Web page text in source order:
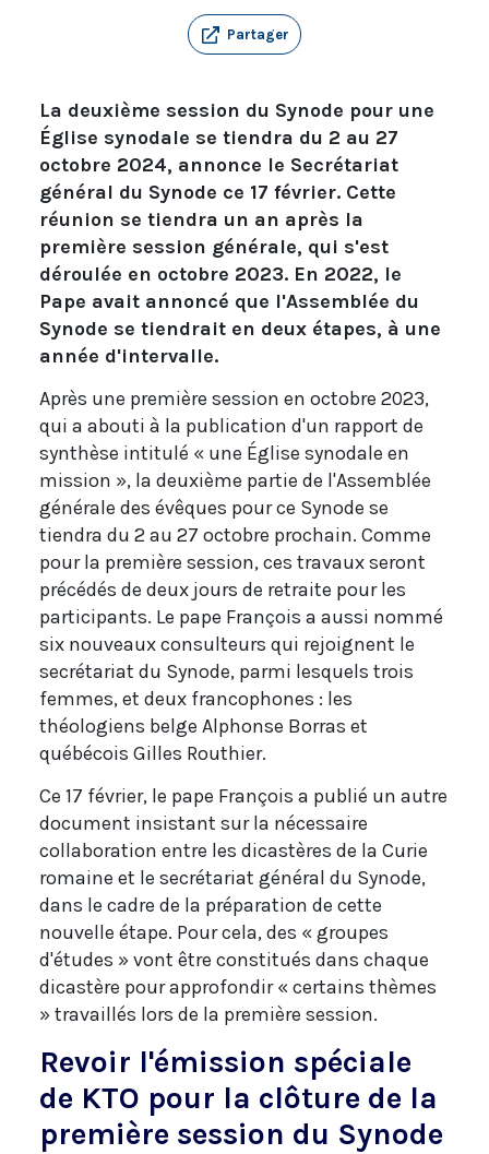
Partager
La deuxième session du Synode pour une
Église synodale se tiendra du 2 au 27
octobre 2024, annonce le Secrétariat
général du Synode ce 17 février. Cette
réunion se tiendra un an après la
première session générale, qui s'est
déroulée en octobre 2023. En 2022, le
Pape avait annoncé que l'Assemblée du
Synode se tiendrait en deux étapes, à une
année d'intervalle.
Après une première session en octobre 2023,
qui a abouti à la publication d'un rapport de
synthèse intitulé « une Église synodale en
mission », la deuxième partie de l'Assemblée
générale des évêques pour ce Synode se
tiendra du 2 au 27 octobre prochain. Comme
pour la première session, ces travaux seront
précédés de deux jours de retraite pour les
participants. Le pape François a aussi nommé
six nouveaux consulteurs qui rejoignent le
secrétariat du Synode, parmi lesquels trois
femmes, et deux francophones : les
théologiens belge Alphonse Borras et
québécois Gilles Routhier.
Ce 17 février, le pape François a publié un autre
document insistant sur la nécessaire
collaboration entre les dicastères de la Curie
romaine et le secrétariat général du Synode,
dans le cadre de la préparation de cette
nouvelle étape. Pour cela, des « groupes
d'études » vont être constitués dans chaque
dicastère pour approfondir « certains thèmes
» travaillés lors de la première session.
Revoir l'émission spéciale
de KTO pour la clôture de la
première session du Synode